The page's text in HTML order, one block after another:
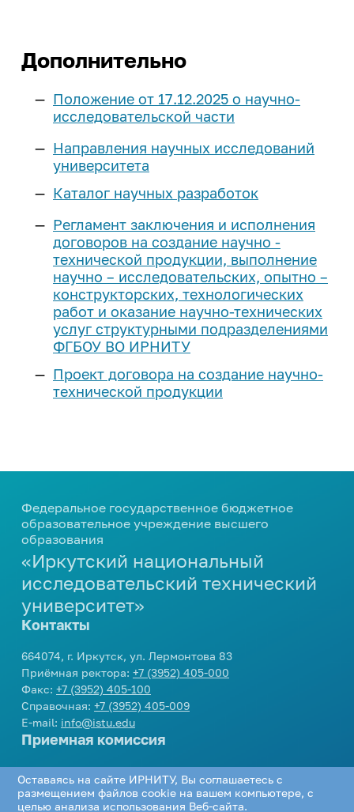
Дополнительно
Положение от 17.12.2025 о научно-
исследовательской части
Направления научных исследований
университета
Каталог научных разработок
Регламент заключения и исполнения
договоров на создание научно -
технической продукции, выполнение
научно – исследовательских, опытно –
конструкторских, технологических
работ и оказание научно-технических
услуг структурными подразделениями
ФГБОУ ВО ИРНИТУ
Проект договора на создание научно-
технической продукции
Федеральное государственное бюджетное
образовательное учреждение высшего
образования
«Иркутский национальный
исследовательский технический
университет»
Контакты
664074, г. Иркутск, ул. Лермонтова 83
Приёмная ректора: +7 (3952) 405-000
Факс: +7 (3952) 405-100
Справочная: +7 (3952) 405-009
E-mail: info@istu.edu
Приемная комиссия
Телефон:+7 (3952) 405-405,8 800 1005405
E-mail:cpk@istu.edu
Соцсети
Оставаясь на сайте ИРНИТУ, Вы соглашаетесь с
размещением файлов cookie на вашем компьютере, с
целью анализа использования Веб-сайта.